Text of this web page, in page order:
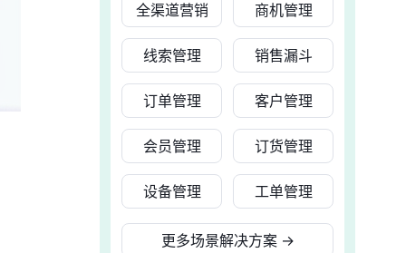
全渠道营销 商机管理
线索管理 销售漏斗
订单管理 客户管理
会员管理 订货管理
设备管理 工单管理
更多场景解决方案 →